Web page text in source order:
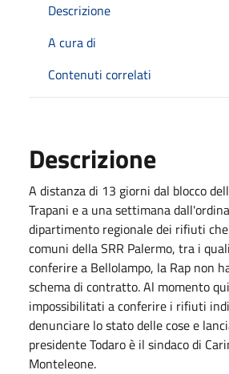
Descrizione
A cura di
Contenuti correlati
Descrizione
A distanza di 13 giorni dal blocco
Trapani e a una settimana
dipartimento regionale dei rifiuti
comuni della SRR Palermo, tra i
conferire a Bellolampo, la Rap non
schema di contratto. Al momento
impossibilitati a conferire i rifiuti
denunciare lo stato delle cose e
presidente Todaro è il sindaco di
Monteleone.